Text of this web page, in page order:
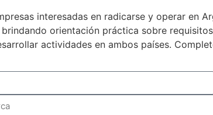
interesadas en radicarse y operar en
orientación práctica sobre
actividades en ambos países.